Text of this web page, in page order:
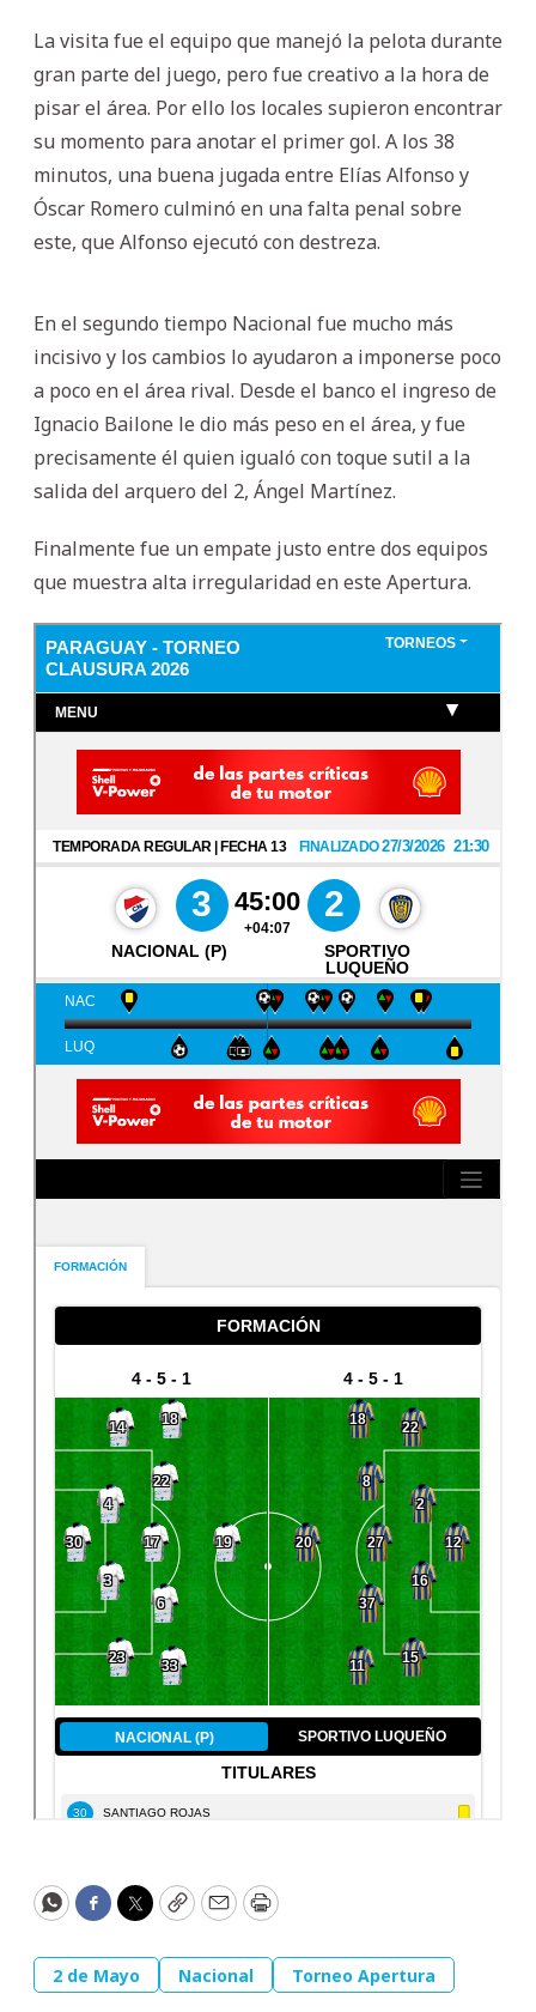
La visita fue el equipo que manejó la pelota durante
gran parte del juego, pero fue creativo a la hora de
pisar el área. Por ello los locales supieron encontrar
su momento para anotar el primer gol. A los 38
minutos, una buena jugada entre Elías Alfonso y
Óscar Romero culminó en una falta penal sobre
este, que Alfonso ejecutó con destreza.
En el segundo tiempo Nacional fue mucho más
incisivo y los cambios lo ayudaron a imponerse poco
a poco en el área rival. Desde el banco el ingreso de
Ignacio Bailone le dio más peso en el área, y fue
precisamente él quien igualó con toque sutil a la
salida del arquero del 2, Ángel Martínez.
Finalmente fue un empate justo entre dos equipos
que muestra alta irregularidad en este Apertura.
WhatsApp
Facebook
Twitter
CopyEmailPrint
2 de Mayo Nacional Torneo Apertura